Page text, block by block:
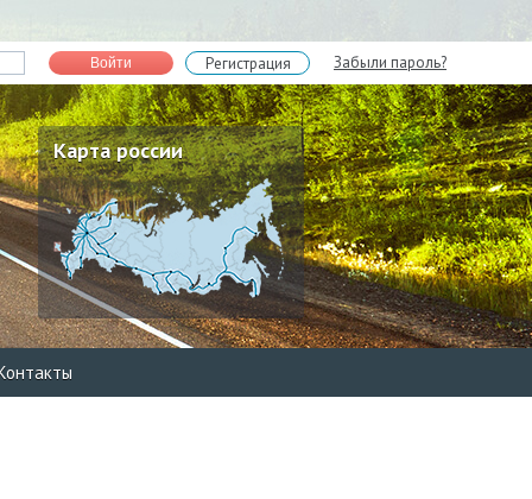
Войти Регистрация Забыли пароль?
Карта россии